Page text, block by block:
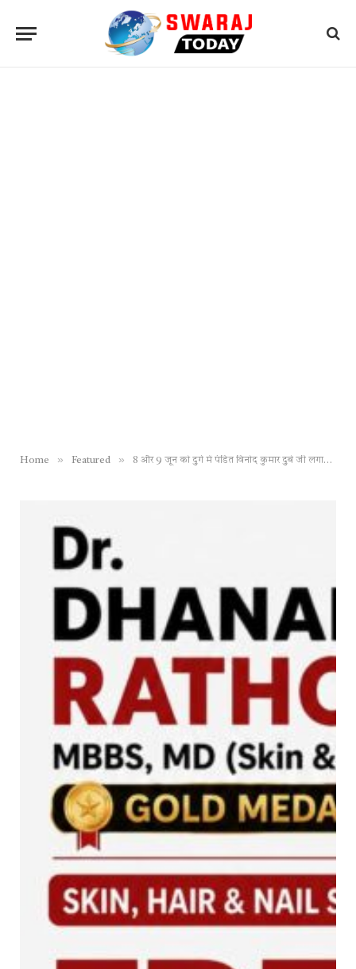
Home » Featured » 8 और 9 जून को दुर्ग में पंडित विनोद कुमार दुबे जी लगाएंगे दिव्य दरबार…केवल आपकी आवाज सुनकर ही बता सकते हैं आपका भूत, भविष्य और वर्तमान